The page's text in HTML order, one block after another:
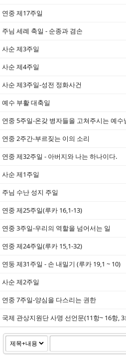
연중 제17주일
주님 세례 축일 - 순종과 겸손
사순 제3주일
사순 제4주일
사순 제3주일-성전 정화사건
예수 부활 대축일
연중 5주일-온갖 병자들을 고쳐주시는 예수
연중 2주간-부르짖는 이의 소리
연중 제32주일 - 아버지와 나는 하나이다.
사순 제1주일
주님 수난 성지 주일
연중 제25주일(루카 16,1-13)
연중 3주일-우리의 역할을 넘어서는 일
연중 제24주일(루카 15,1-32)
연둥 제31주일 - 손 내밀기 (루카 19,1 ~ 10)
사순 제2주일
연중 7주일-양심을 다스리는 권한
국제 관상지원단 사명 선언문(11항~ 16항,